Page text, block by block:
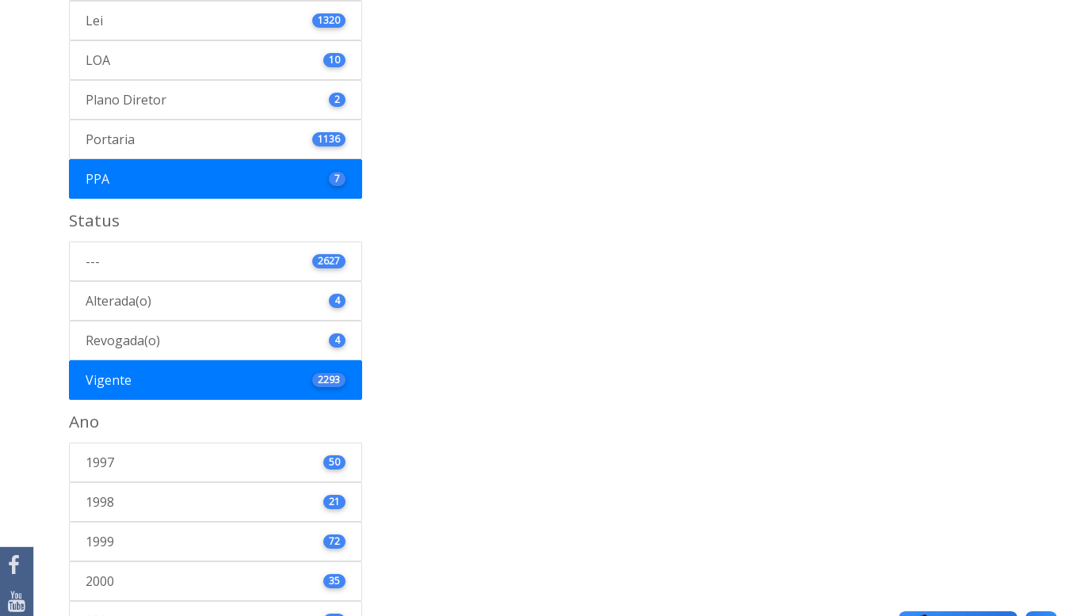
Lei 1320
LOA 10
Plano Diretor 2
Portaria 1136
PPA 7
Status
--- 2627
Alterada(o) 4
Revogada(o) 4
Vigente 2293
Ano
1997 50
1998 21
1999 72
2000 35